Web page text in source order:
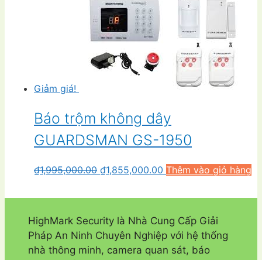
là:
₫285,000.00.
tại
là:
₫235,000.00.
Giảm giá!
Báo trộm không dây
GUARDSMAN GS-1950
₫1,995,000.00 Giá
là:
₫1,855,000.00 Giá
tại
₫1,855,000.00.
Thêm vào giỏ hàng
HighMark Security là Nhà Cung Cấp Giải
Pháp An Ninh Chuyên Nghiệp với hệ thống
nhà thông minh, camera quan sát, báo